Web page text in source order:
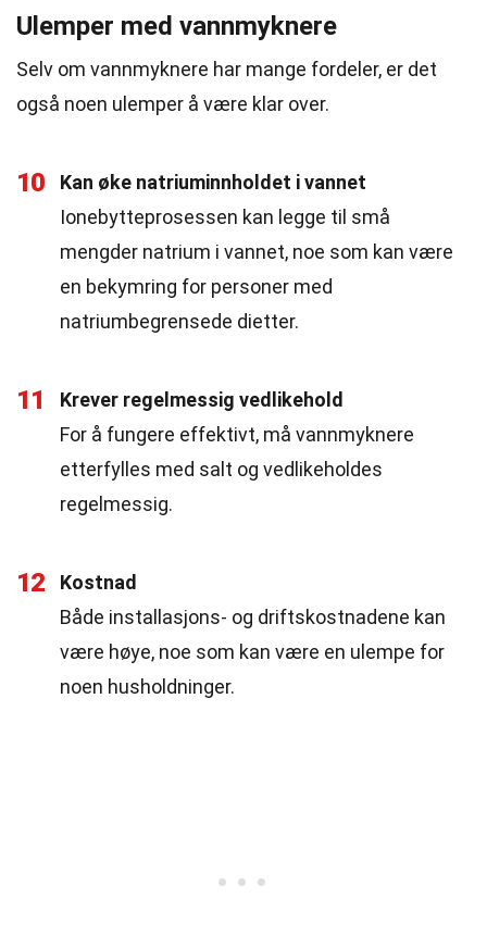
Ulemper med vannmyknere
Selv om vannmyknere har mange fordeler, er det
også noen ulemper å være klar over.
10
Kan øke natriuminnholdet i vannet
Ionebytteprosessen kan legge til små
mengder natrium i vannet, noe som kan være
en bekymring for personer med
natriumbegrensede dietter.
11
Krever regelmessig vedlikehold
For å fungere effektivt, må vannmyknere
etterfylles med salt og vedlikeholdes
regelmessig.
12
Kostnad
Både installasjons- og driftskostnadene kan
være høye, noe som kan være en ulempe for
noen husholdninger.